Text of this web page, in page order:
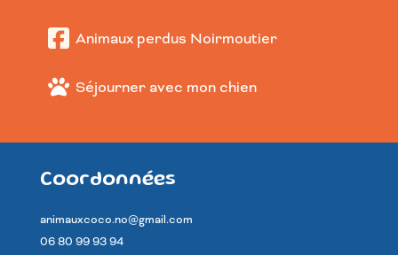
Animaux perdus Noirmoutier
Séjourner avec mon chien
Coordonnées
animauxcoco.no@gmail.com
06 80 99 93 94